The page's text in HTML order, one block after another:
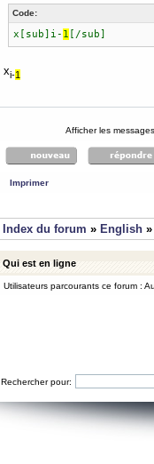
Code:
x[sub]i- 1 [/sub]
xi-1
Afficher les
Imprimer
Index du forum » English »
Qui est en ligne
Utilisateurs parcourants ce forum :
Rechercher pour: